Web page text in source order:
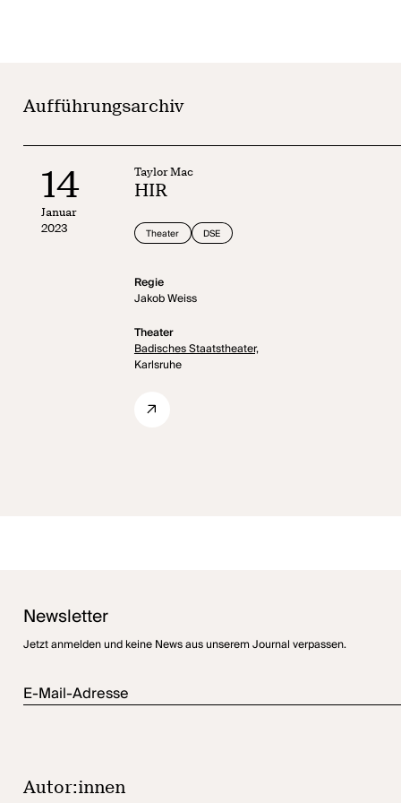
verzweifelt, die Kontrolle zu behalten und so etwas wie das Leben,
Aufführungsarchiv
14
Januar
2023
Taylor Mac
HIR
Theater DSE
Regie
Jakob Weiss
Theater
Badisches Staatstheater,
Karlsruhe
Newsletter
Jetzt anmelden und keine News aus unserem Journal verpassen.
E-Mail-Adresse
Autor:innen